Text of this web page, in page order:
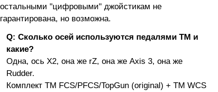
остальными "цифровыми" джойстикам не
гарантирована, но возможна.
Q: Сколько осей используются педалями ТМ и
какие?
Одна, ось X2, она же rZ, она же Axis 3, она же
Rudder.
Комплект TM FCS/PFCS/TopGun (original) + TM WCS